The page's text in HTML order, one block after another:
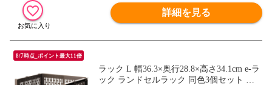
詳細を見る
8/7時点_ポイント最大11倍
ラック L 幅36.3×奥行28.8×高さ34.1cm e-ラ
ック ランドセルラック 同色3個セット （